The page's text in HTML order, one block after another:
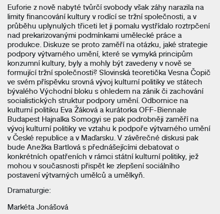
Euforie z nově nabyté tvůrčí svobody však záhy narazila na
limity financování kultury v rodící se tržní společnosti, a v
průběhu uplynulých třiceti let ji pomalu vystřídalo roztrpčení
nad prekarizovanými podmínkami umělecké práce a
produkce. Diskuze se proto zaměří na otázku, jaké strategie
podpory výtvarného umění, které se vymyká principům
konzumní kultury, byly a mohly být zavedeny v nově se
formující tržní společnosti? Slovinská teoretička Vesna Čopič
ve svém příspěvku srovná vývoj kulturní politiky ve státech
bývalého Východní bloku s ohledem na zánik či zachování
socialistických struktur podpory umění. Odbornice na
kulturní politiku Eva Žáková a kurátorka OFF-Biennale
Budapest Hajnalka Somogyi se pak podrobněji zaměří na
vývoj kulturní politiky ve vztahu k podpoře výtvarného umění
v České republice a v Maďarsku. V závěrečné diskusi pak
bude Anežka Bartlová s přednášejícími debatovat o
konkrétních opatřeních v rámci státní kulturní politiky, jež
mohou v současnosti přispět ke zlepšení sociálního
postavení výtvarných umělců a umělkyň.
Dramaturgie:
Markéta Jonášová